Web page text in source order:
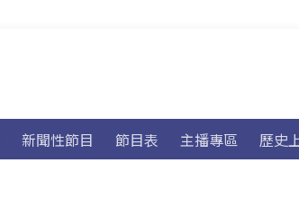
新聞性節目 節目表 主播專區 歷史